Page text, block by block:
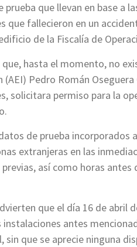
prueba que llevan en base a
que fallecieron en un
de la Fiscalía de
que, hasta el momento, no
(AEI) Pedro Román
solicitara permiso para la
de prueba
extranjeras en las
así como horas
que el día 16 de abril
antes
sin que se aprecie ninguna